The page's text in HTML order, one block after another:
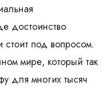
достоинство
стоит под вопросом.
мире, который так
для многих тысяч